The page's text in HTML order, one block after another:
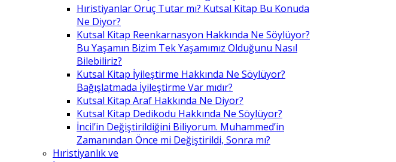
Hıristiyanlar Oruç Tutar mı? Kutsal Kitap Bu Konuda
Ne Diyor?
Kutsal Kitap Reenkarnasyon Hakkında Ne Söylüyor?
Bu Yaşamın Bizim Tek Yaşamımız Olduğunu Nasıl
Bilebiliriz?
Kutsal Kitap İyileştirme Hakkında Ne Söylüyor?
Bağışlatmada İyileştirme Var mıdır?
Kutsal Kitap Araf Hakkında Ne Diyor?
Kutsal Kitap Dedikodu Hakkında Ne Söylüyor?
İncil’in Değiştirildiğini Biliyorum. Muhammed’in
Zamanından Önce mi Değiştirildi, Sonra mı?
Hıristiyanlık ve